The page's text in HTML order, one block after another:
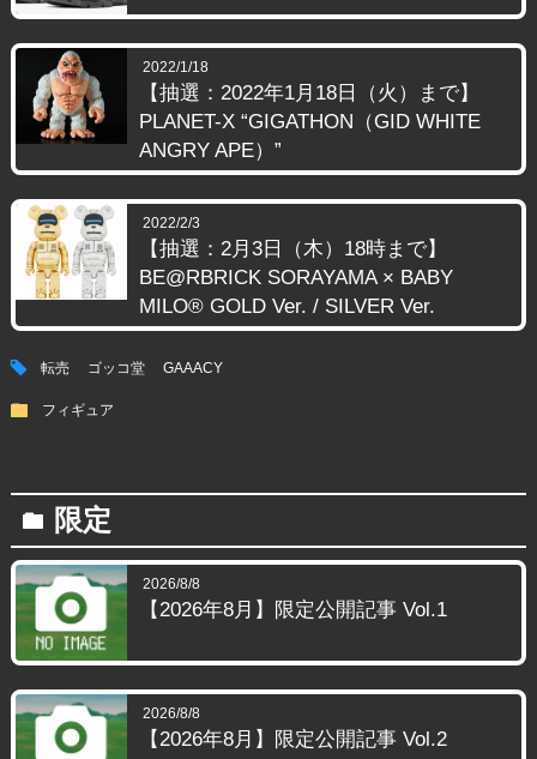
2022/1/18
【抽選：2022年1月18日（火）まで】
PLANET-X “GIGATHON（GID WHITE
ANGRY APE）”
2022/2/3
【抽選：2月3日（木）18時まで】
BE@RBRICK SORAYAMA × BABY
MILO® GOLD Ver. / SILVER Ver.
tag 転売 ゴッコ堂 GAAACY
folder フィギュア
folder 限定
2026/8/8
【2026年8月】限定公開記事 Vol.1
2026/8/8
【2026年8月】限定公開記事 Vol.2